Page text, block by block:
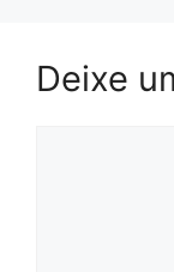
Deixe